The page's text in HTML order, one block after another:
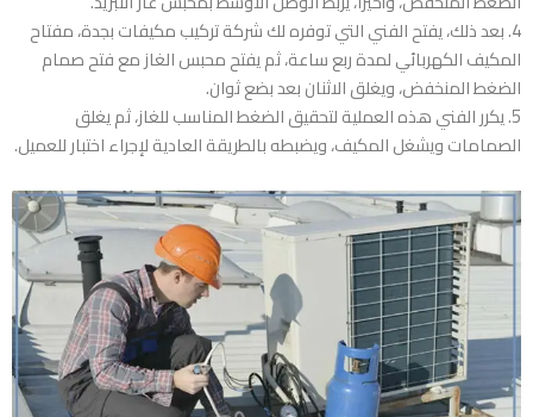
4. بعد ذلك، يفتح الفني التي توفره لك شركة تركيب مكيفات بجدة، مفتاح
المكيف الكهربائي لمدة ربع ساعة، ثم يفتح محبس الغاز مع فتح صمام
الضغط المنخفض، ويغلق الاثنان بعد بضع ثوان.
5. يكرر الفني هذه العملية لتحقيق الضغط المناسب للغاز، ثم يغلق
الصمامات ويشغل المكيف، ويضبطه بالطريقة العادية لإجراء اختبار للعميل.